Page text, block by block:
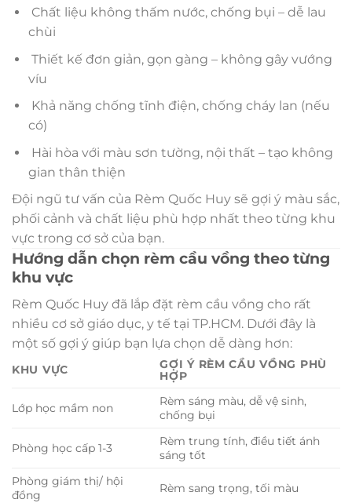
Chất liệu không thấm nước, chống bụi – dễ lau
chùi
Thiết kế đơn giản, gọn gàng – không gây vướng
víu
Khả năng chống tĩnh điện, chống cháy lan (nếu
có)
Hài hòa với màu sơn tường, nội thất – tạo không
gian thân thiện
Đội ngũ tư vấn của Rèm Quốc Huy sẽ gợi ý màu sắc,
phối cảnh và chất liệu phù hợp nhất theo từng khu
vực trong cơ sở của bạn.
Hướng dẫn chọn rèm cầu vồng theo từng
khu vực
Rèm Quốc Huy đã lắp đặt rèm cầu vồng cho rất
nhiều cơ sở giáo dục, y tế tại TP.HCM. Dưới đây là
một số gợi ý giúp bạn lựa chọn dễ dàng hơn:
KHU VỰC
GỢI Ý RÈM CẦU VỒNG PHÙ
HỢP
Lớp học mầm non
Rèm sáng màu, dễ vệ sinh,
chống bụi
Phòng học cấp 1-3
Rèm trung tính, điều tiết ánh
sáng tốt
Phòng giám thị/ hội
đồng
Rèm sang trọng, tối màu